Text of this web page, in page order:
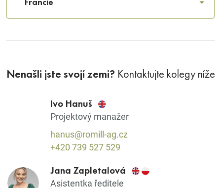
Nenašli jste svojí zemi?
Ivo Hanuš
Projektový manažer
+420 739 527 529